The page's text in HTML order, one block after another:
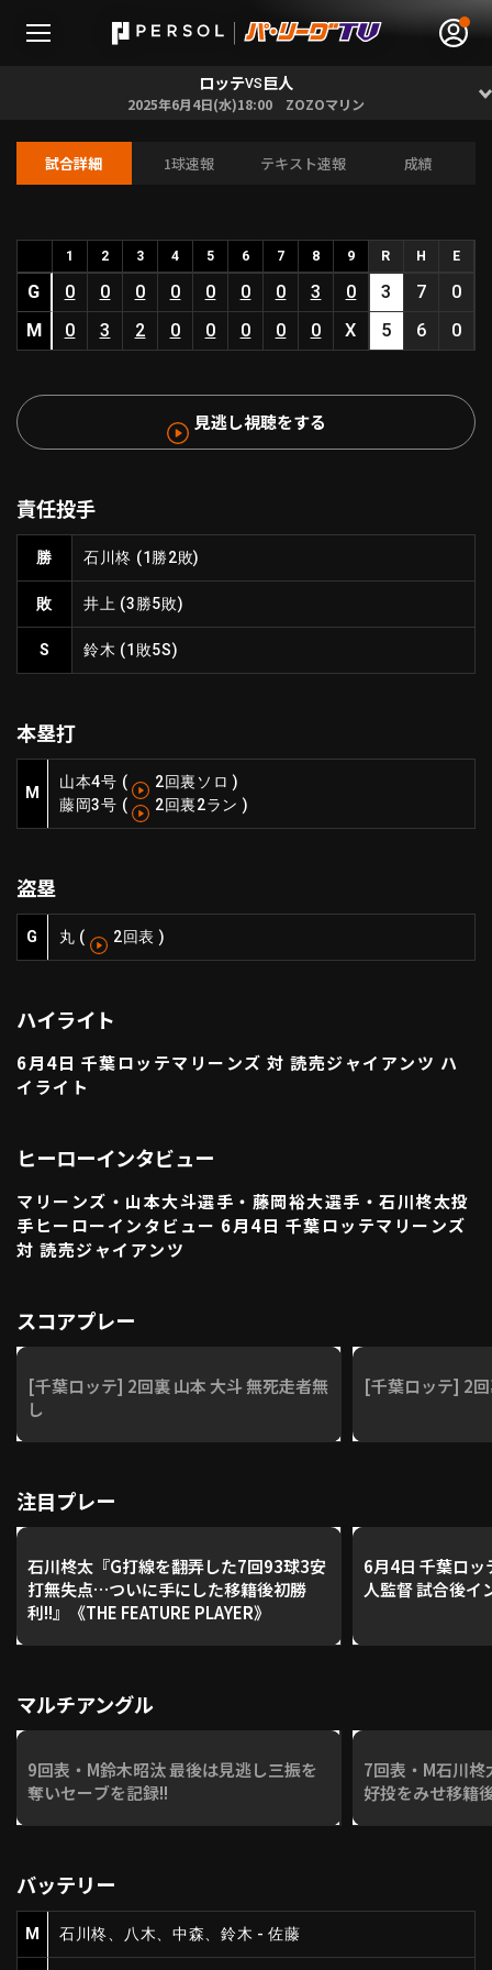
HOME
動画
ファーム東地区
ファーム中地区
ファーム西地区
交流戦
北海道日本ハムファイターズ
東北楽天ゴールデンイーグルス
埼玉西武ライオンズ
千葉ロッテマリーンズ
オリックス・バファローズ
ニュース
設定
利用規約
運営会社 （別ウィンドウで開く） よくある質問
動画を検索（選手・チーム・プレー内容…）
ロッテVS 巨人
2025年6月4日(水)18:00 ZOZOマリン
試合詳細 1球速報 テキスト速報 成績
1 2 3 4 5 6 7 8 9 R H E
G 0 0 0 0 0 0 0 3 0 3 7
0
M
0 3 2 0 0 0 0 0 X 5 6 0
見逃し視聴をする
責任投手
勝 石川柊 (1勝2敗)
敗 井上 (3勝5敗)
S 鈴木 (1敗5S)
本塁打
M
山本4号 ( 2回裏ソロ )
藤岡3号 ( 2回裏2ラン )
盗塁
G 丸 ( 2回表 )
ハイライト
6月4日 千葉ロッテマリーンズ 対 読売ジャイアンツ ハ
イライト
ヒーローインタビュー
マリーンズ・山本大斗選手・藤岡裕大選手・石川柊太投
手ヒーローインタビュー 6月4日 千葉ロッテマリーンズ
対 読売ジャイアンツ
スコアプレー
[千葉ロッテ] 2回裏 山本 大斗 無死走者無
し
[千葉ロッテ] 2
注目プレー
石川柊太『G打線を翻弄した7回93球3安
打無失点…ついに手にした移籍後初勝
利!!』《THE FEATURE PLAYER》
6月4日 千葉ロ
人監督 試合後イ
マルチアングル
9回表・M鈴木昭汰 最後は見逃し三振を
奪いセーブを記録!!
7回表・M石川
好投をみせ移籍
バッテリー
M 石川柊、八木、中森、鈴木 - 佐藤